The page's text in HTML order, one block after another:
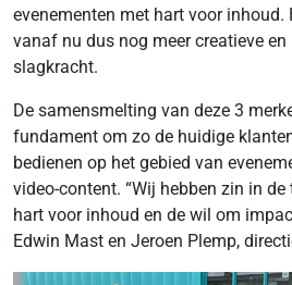
evenementen met hart voor inhoud.
vanaf nu dus nog meer creatieve
slagkracht.
De samensmelting van deze 3
fundament om zo de huidige
bedienen op het gebied van
video-content. “Wij hebben zin in
hart voor inhoud en de wil om
Edwin Mast en Jeroen Plemp,